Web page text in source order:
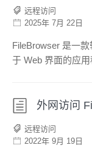
远程访问
2025年 7月 22日
FileBrowser 是一
于 Web 界面的应
外网访问
远程访问
2022年 9月 19日